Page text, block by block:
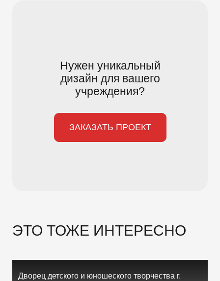
Нужен уникальный
дизайн для вашего
учреждения?
ЗАКАЗАТЬ ПРОЕКТ
ЭТО ТОЖЕ ИНТЕРЕСНО
Дворец детского и юношеского творчества г.